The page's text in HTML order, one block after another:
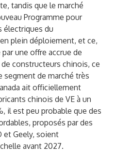
tandis que le marché
Programme pour
électriques du
plein déploiement, et ce,
une offre accrue de
constructeurs chinois, ce
segment de marché très
ait officiellement
chinois de VE à un
il est peu probable que des
proposés par des
et Geely, soient
avant 2027.